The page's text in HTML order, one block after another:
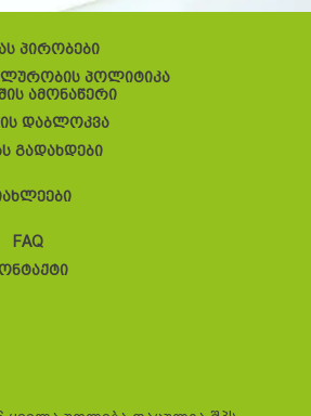
პირობები
პოლიტიკა
ამონაწერი
დაბლოკვა
გადახდები
FAQ